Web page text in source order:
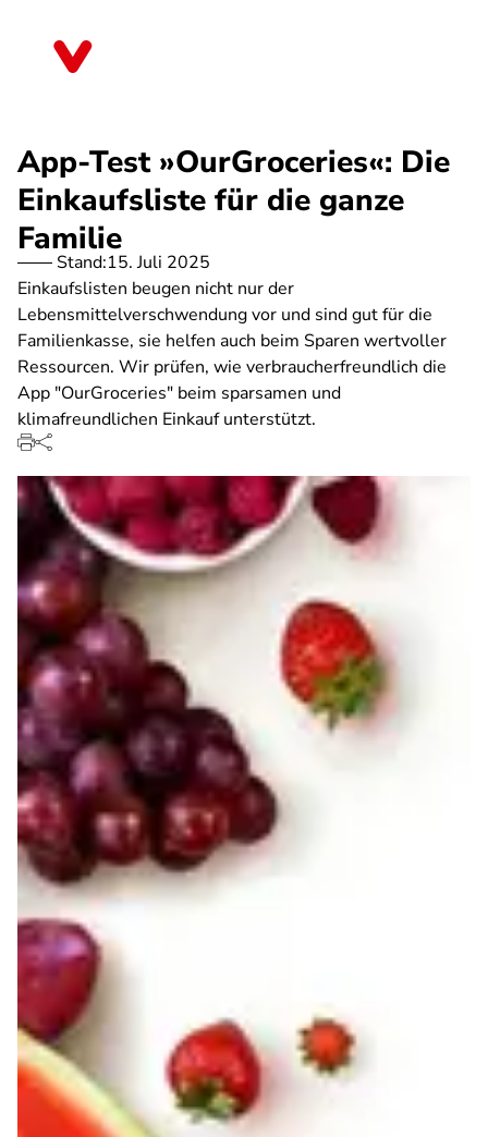
App-Test »OurGroceries«: Die
Einkaufsliste für die ganze
Familie
Stand:15. Juli 2025
Einkaufslisten beugen nicht nur der
Lebensmittelverschwendung vor und sind gut für die
Familienkasse, sie helfen auch beim Sparen wertvoller
Ressourcen. Wir prüfen, wie verbraucherfreundlich die
App "OurGroceries" beim sparsamen und
klimafreundlichen Einkauf unterstützt.